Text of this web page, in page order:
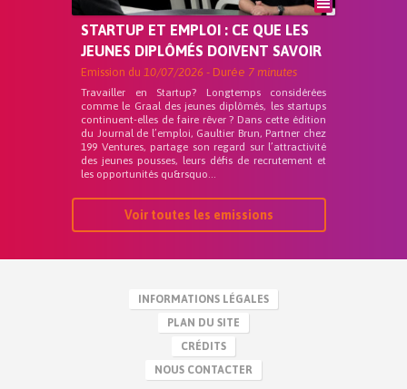
STARTUP ET EMPLOI : CE QUE LES
JEUNES DIPLÔMÉS DOIVENT SAVOIR
Emission du 10/07/2026 - Durée 7 minutes
Travailler en Startup? Longtemps considérées
comme le Graal des jeunes diplômés, les startups
continuent-elles de faire rêver ? Dans cette édition
du Journal de l’emploi, Gaultier Brun, Partner chez
199 Ventures, partage son regard sur l’attractivité
des jeunes pousses, leurs défis de recrutement et
les opportunités qu&rsquo...
Voir toutes les emissions
INFORMATIONS LÉGALES
PLAN DU SITE
CRÉDITS
NOUS CONTACTER